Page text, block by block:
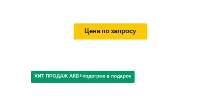
Цена по запросу
ХИТ ПРОДАЖ АКБ+подогрев в подарок